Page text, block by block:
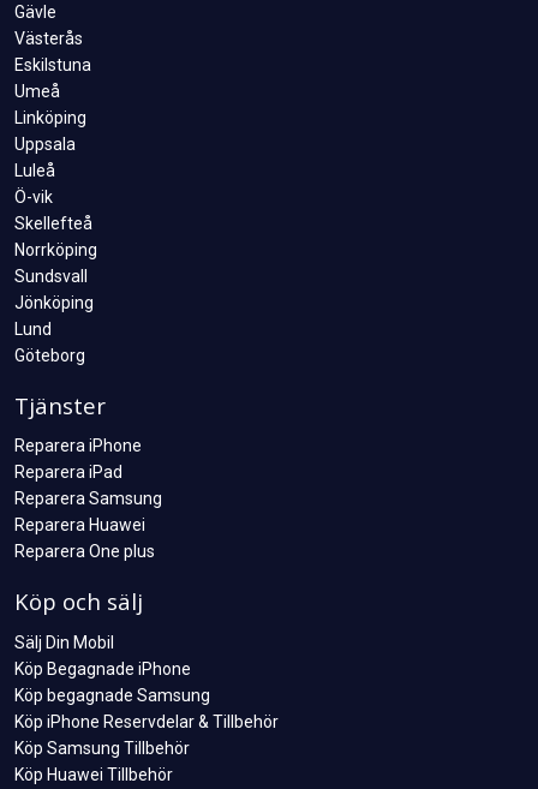
Gävle
Västerås
Eskilstuna
Umeå
Linköping
Uppsala
Luleå
Ö-vik
Skellefteå
Norrköping
Sundsvall
Jönköping
Lund
Göteborg
Tjänster
Reparera iPhone
Reparera iPad
Reparera Samsung
Reparera Huawei
Reparera One plus
Köp och sälj
Sälj Din Mobil
Köp Begagnade iPhone
Köp begagnade Samsung
Köp iPhone Reservdelar & Tillbehör
Köp Samsung Tillbehör
Köp Huawei Tillbehör